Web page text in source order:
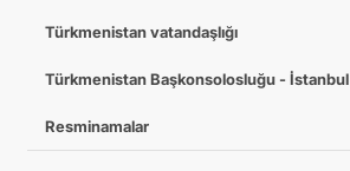
Türkmenistan vatandaşlığı
Türkmenistan Başkonsolosluğu - İstanbul
Resminamalar